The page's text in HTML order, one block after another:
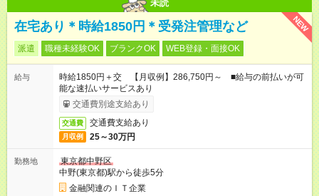
未読
NEW
在宅あり＊時給1850円＊受発注管理など
派遣 職種未経験OK ブランクOK WEB登録・面接OK
給与
時給1850円＋交 【月収例】286,750円～ ■給与の前払いが可
能な速払いサービスあり
交通費別途支給あり
交通費 交通費支給あり
月収例 25～30万円
勤務地
東京都中野区
中野(東京都)駅から徒歩5分
金融関連のＩＴ企業